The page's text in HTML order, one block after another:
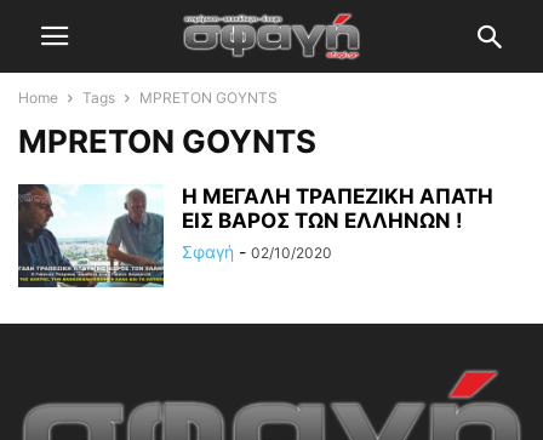
Home Tags MPRETON GOYNTS
MPRETON GOYNTS
Η ΜΕΓΑΛΗ ΤΡΑΠΕΖΙΚΗ ΑΠΑΤΗ
ΕΙΣ ΒΑΡΟΣ ΤΩΝ ΕΛΛΗΝΩΝ !
Σφαγή - 02/10/2020